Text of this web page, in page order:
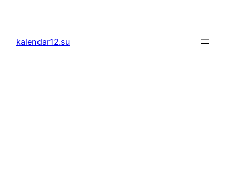
садржај
kalendar12.su